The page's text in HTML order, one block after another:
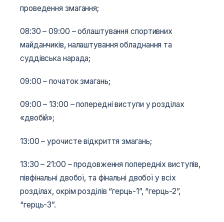
проведення змагання;
08:30 – 09:00 – облаштування спортивних
майданчиків, налаштування обладнання та
суддівська нарада;
09:00 – початок змагань;
09:00 – 13:00 – попередні виступи у розділах
«двобій»;
13:00 – урочисте відкриття змагань;
13:30 – 21:00 – продовження попередніх виступів,
півфінальні двобої, та фінальні двобої у всіх
розділах, окрім розділів “герць-1”, “герць-2”,
“герць-3”.